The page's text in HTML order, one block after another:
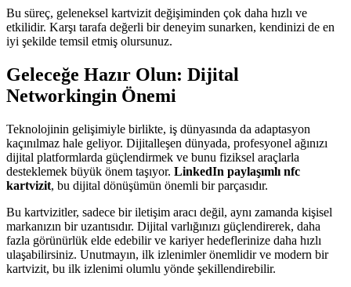
Bu süreç, geleneksel kartvizit değişiminden çok daha hızlı ve
etkilidir. Karşı tarafa değerli bir deneyim sunarken, kendinizi de en
iyi şekilde temsil etmiş olursunuz.
Geleceğe Hazır Olun: Dijital
Networkingin Önemi
Teknolojinin gelişimiyle birlikte, iş dünyasında da adaptasyon
kaçınılmaz hale geliyor. Dijitalleşen dünyada, profesyonel ağınızı
dijital platformlarda güçlendirmek ve bunu fiziksel araçlarla
desteklemek büyük önem taşıyor. LinkedIn paylaşımlı nfc
kartvizit, bu dijital dönüşümün önemli bir parçasıdır.
Bu kartvizitler, sadece bir iletişim aracı değil, aynı zamanda kişisel
markanızın bir uzantısıdır. Dijital varlığınızı güçlendirerek, daha
fazla görünürlük elde edebilir ve kariyer hedeflerinize daha hızlı
ulaşabilirsiniz. Unutmayın, ilk izlenimler önemlidir ve modern bir
kartvizit, bu ilk izlenimi olumlu yönde şekillendirebilir.